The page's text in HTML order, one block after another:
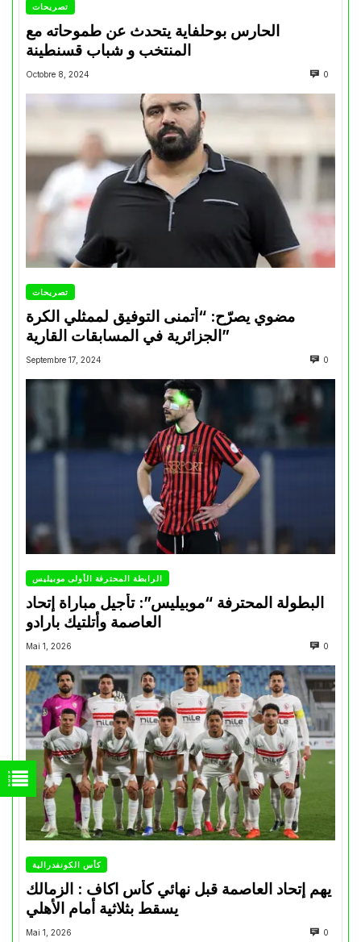
تصريحات
الحارس بوحلفاية يتحدث عن طموحاته مع
المنتخب و شباب قسنطينة
Octobre 8, 2024 0
تصريحات
مضوي يصرّح: “أتمنى التوفيق لممثلي الكرة
الجزائرية في المسابقات القارية”
Septembre 17, 2024 0
الرابطة المحترفة الأولى موبيليس
البطولة المحترفة “موبيليس”: تأجيل مباراة إتحاد
العاصمة وأتلتيك بارادو
Mai 1, 2026 0
كأس الكونفدرالية
يهم إتحاد العاصمة قبل نهائي كأس اكاف : الزمالك
Mai 1, 2026 0